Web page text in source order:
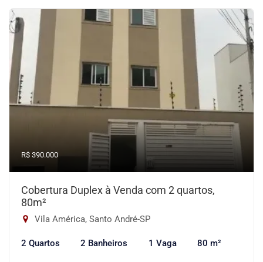
R$ 390.000
Cobertura Duplex à Venda com 2 quartos,
80m²
Vila América, Santo André-SP
2 Quartos 2 Banheiros 1 Vaga 80 m²